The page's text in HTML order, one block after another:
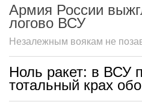
Армия России
логово ВСУ
Незалежным воякам не
Ноль ракет: в ВСУ
тотальный крах